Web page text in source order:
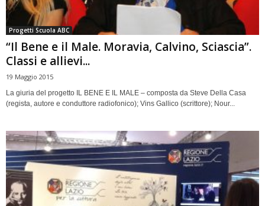
Progetti Scuola ABC
“Il Bene e il Male. Moravia, Calvino, Sciascia”.
Classi e allievi...
19 Maggio 2015
La giuria del progetto IL BENE E IL MALE – composta da Steve Della Casa
(regista, autore e conduttore radiofonico); Vins Gallico (scrittore); Nour...